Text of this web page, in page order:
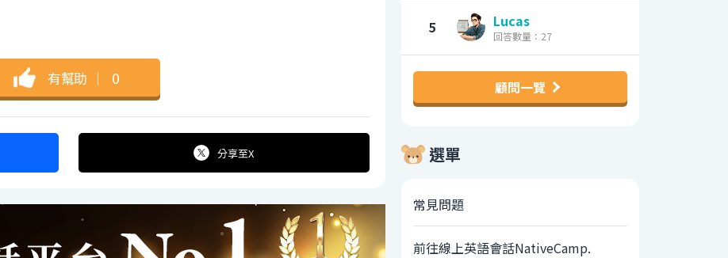
有幫助 ｜ 0
分享至X
5 Lucas
回答數量：27
顧問一覽
選單
常見問題
前往線上英語會話NativeCamp.